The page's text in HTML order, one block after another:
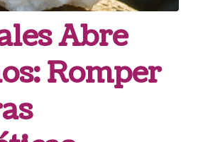
Abre
Romper